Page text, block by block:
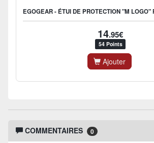
14.95€
54 Points
Ajouter
COMMENTAIRES 0